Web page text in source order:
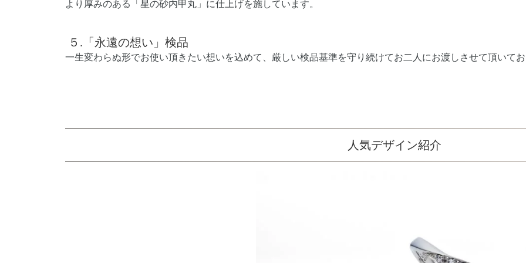
より厚みのある「星の砂内甲丸」に仕上げを施しています。
５. 「永遠の想い」検品
一生変わらぬ形でお使い頂きたい想いを込めて、厳しい検品基準を守り続けてお二人にお渡しさせて頂いて
人気デザイン紹介